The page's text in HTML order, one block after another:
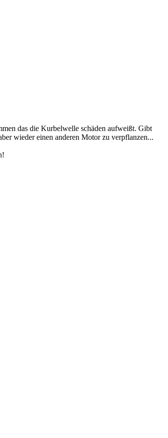
das die Kurbelwelle schäden aufweißt. Gibt
wieder einen anderen Motor zu verpflanzen...